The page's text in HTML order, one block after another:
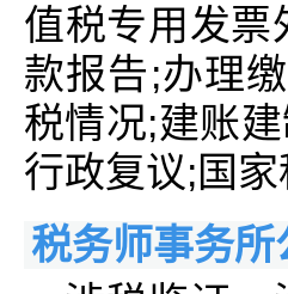
值税专用发票
款报告;办理
税情况;建账
行政复议;国
税务师事务所